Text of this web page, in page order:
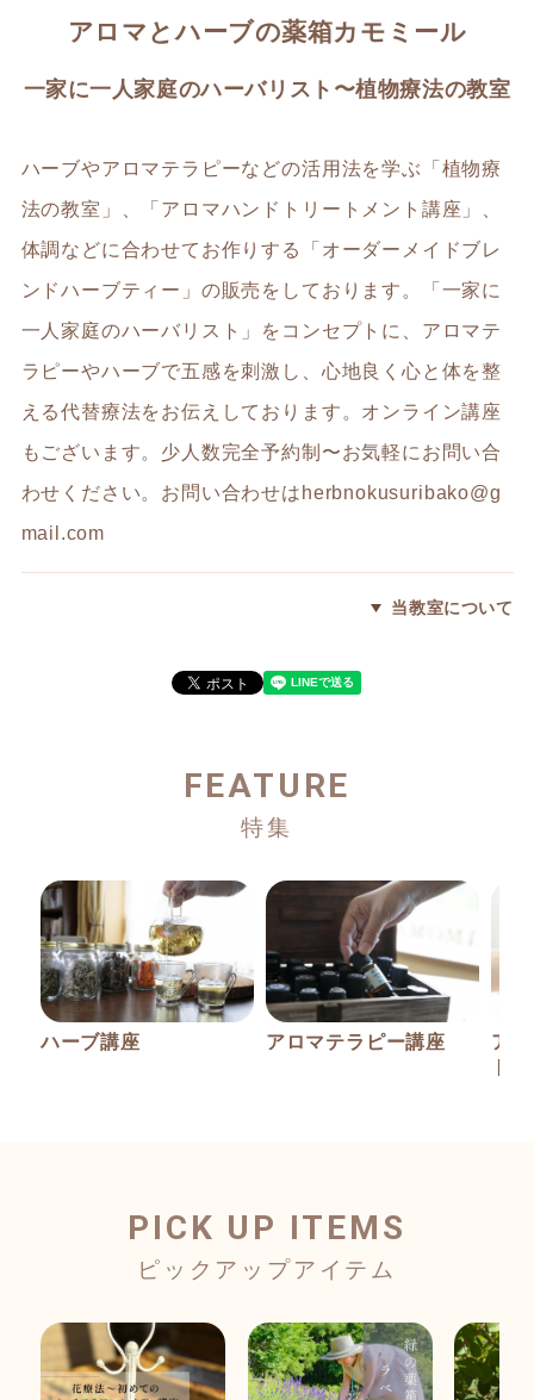
アロマとハーブの薬箱カモミール
一家に一人家庭のハーバリスト〜植物療法の教室
ハーブやアロマテラピーなどの活用法を学ぶ「植物療
法の教室」、「アロマハンドトリートメント講座」、
体調などに合わせてお作りする「オーダーメイドブレ
ンドハーブティー」の販売をしております。「一家に
一人家庭のハーバリスト」をコンセプトに、アロマテ
ラピーやハーブで五感を刺激し、心地良く心と体を整
える代替療法をお伝えしております。オンライン講座
もございます。少人数完全予約制〜お気軽にお問い合
わせください。お問い合わせは herbnokusuribako@g
mail.com
当教室について
FEATURE
ハーブ講座 アロマテラピー講座
ア
PICK UP ITEMS